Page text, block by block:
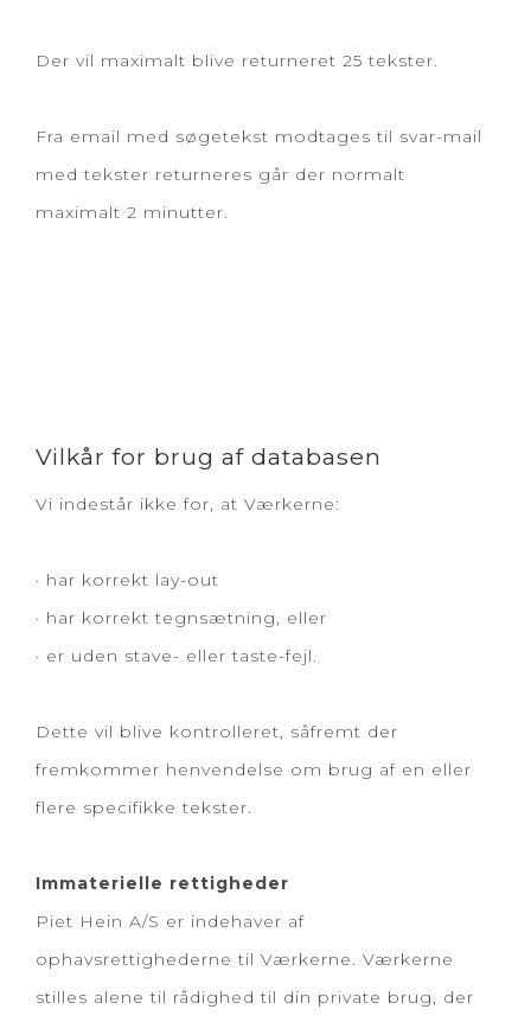
Der vil maximalt blive returneret 25 tekster.
Fra email med søgetekst modtages til svar-mail
med tekster returneres går der normalt
maximalt 2 minutter.
Vilkår for brug af databasen
Vi indestår ikke for, at Værkerne:
· har korrekt lay-out
· har korrekt tegnsætning, eller
· er uden stave- eller taste-fejl.
Dette vil blive kontrolleret, såfremt der
fremkommer henvendelse om brug af en eller
flere specifikke tekster.
Immaterielle rettigheder
Piet Hein A/S er indehaver af
ophavsrettighederne til Værkerne. Værkerne
stilles alene til rådighed til din private brug, der